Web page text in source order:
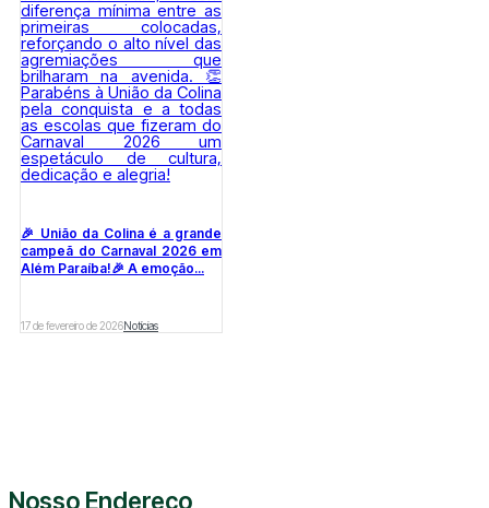
🎉 União da Colina é a grande
campeã do Carnaval 2026 em
Além Paraíba!🎉 A emoção...
17 de fevereiro de 2026Notícias
Nosso Endereço